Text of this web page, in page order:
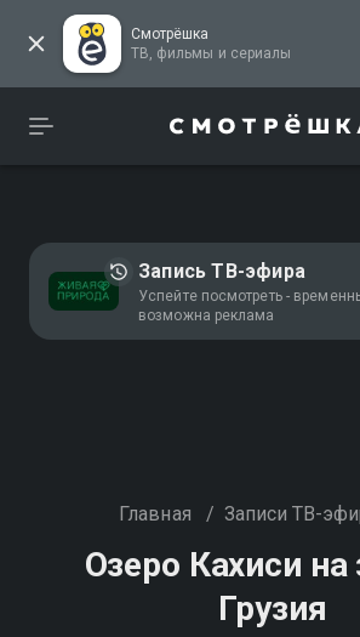
Смотрёшка
ТВ, фильмы и сериалы
Запись ТВ-эфира
Успейте посмотреть -
возможна реклама
Главная / Записи ТВ-
Озеро Кахиси на
Грузия